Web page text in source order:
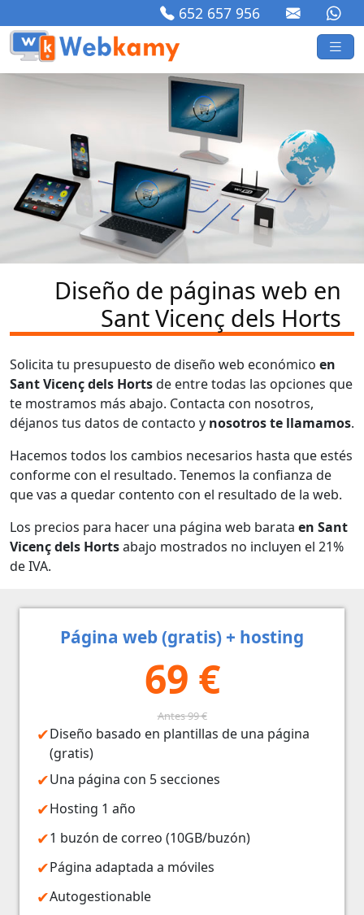
652 657 956
Diseño de páginas web en
Sant Vicenç dels Horts
Solicita tu presupuesto de diseño web económico en
Sant Vicenç dels Hortsde entre todas las opciones que
te mostramos más abajo. Contacta con nosotros,
déjanos tus datos de contacto y nosotros te llamamos.
Hacemos todos los cambios necesarios hasta que estés
conforme con el resultado. Tenemos la confianza de
que vas a quedar contento con el resultado de la web.
Los precios para hacer una página web barata en Sant
Vicenç dels Hortsabajo mostrados no incluyen el 21%
de IVA.
Página web (gratis) + hosting
69 €
Antes 99 €
Diseño basado en plantillas de una página
(gratis)
Una página con 5 secciones
Hosting 1 año
1 buzón de correo (10GB/buzón)
Página adaptada a móviles
Autogestionable